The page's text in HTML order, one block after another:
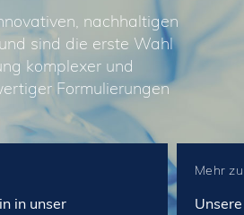
nachhaltigen
sind die erste Wahl
komplexer und
Formulierungen
in unser
Mehr